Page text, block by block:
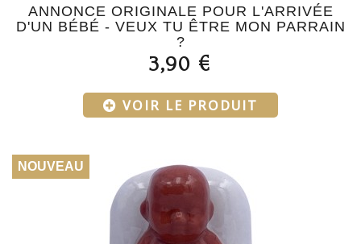
ANNONCE ORIGINALE POUR L'ARRIVÉE
D'UN BÉBÉ - VEUX TU ÊTRE MON PARRAIN
?
3,90 €
VOIR LE PRODUIT
NOUVEAU